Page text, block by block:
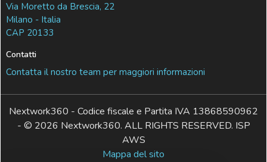
Via Moretto da Brescia, 22
Milano - Italia
CAP 20133
Contatti
Contatta il nostro team per maggiori informazioni
Nextwork360 - Codice fiscale e Partita IVA 13868590962
- © 2026 Nextwork360. ALL RIGHTS RESERVED. ISP
AWS
Mappa del sito